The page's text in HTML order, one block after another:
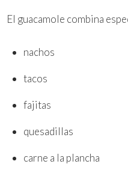
El guacamole combina
nachos
tacos
fajitas
quesadillas
carne a la plancha